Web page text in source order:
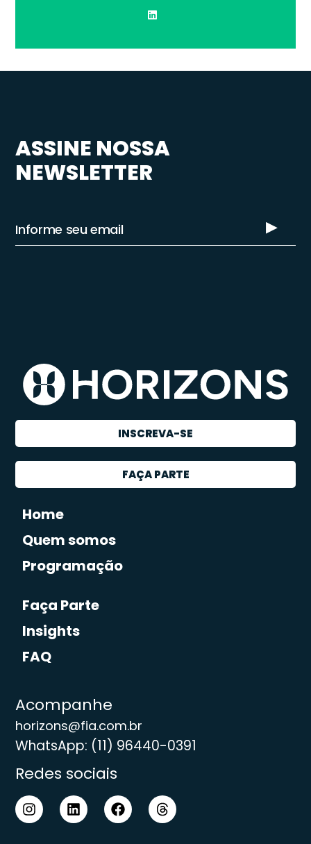
ASSINE NOSSA
NEWSLETTER
INSCREVA-SE
FAÇA PARTE
Home
Quem somos
Programação
Faça Parte
Insights
FAQ
Acompanhe
horizons@fia.com.br
WhatsApp: (11) 96440-0391
Redes sociais